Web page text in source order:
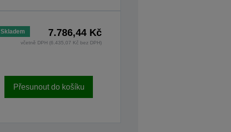
Skladem 7.786,44 Kč
včetně DPH (6.435,07 Kč bez DPH)
Přesunout do košíku